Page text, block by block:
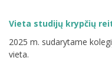
Vieta studijų krypčių
2025 m. sudarytame
vieta.